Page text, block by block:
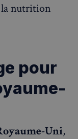
la nutrition
pour
Uni,